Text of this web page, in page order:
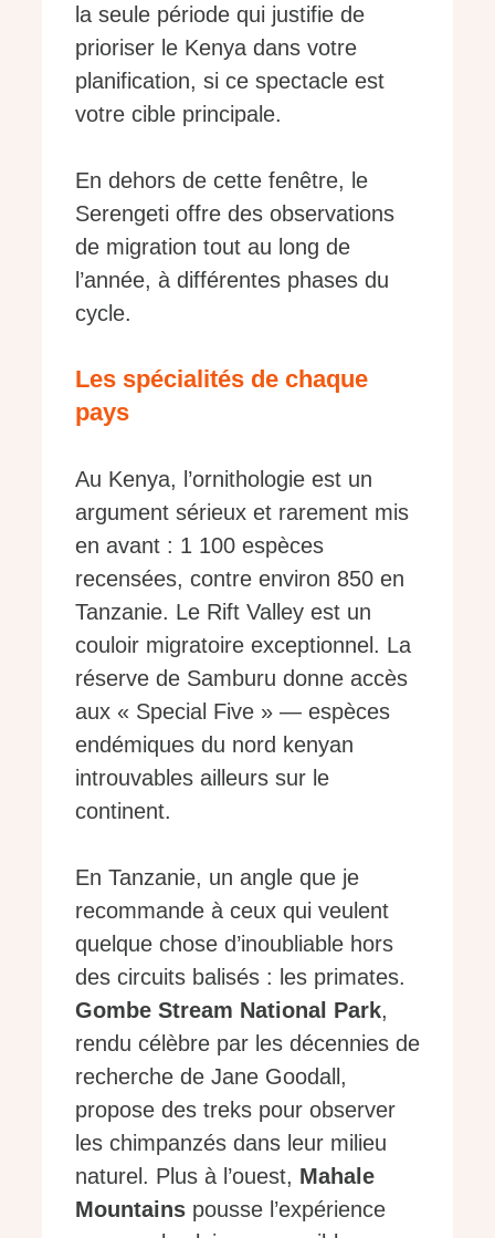
la seule période qui justifie de
prioriser le Kenya dans votre
planification, si ce spectacle est
votre cible principale.
En dehors de cette fenêtre, le
Serengeti offre des observations
de migration tout au long de
l’année, à différentes phases du
cycle.
Les spécialités de chaque
pays
Au Kenya, l’ornithologie est un
argument sérieux et rarement mis
en avant : 1 100 espèces
recensées, contre environ 850 en
Tanzanie. Le Rift Valley est un
couloir migratoire exceptionnel. La
réserve de Samburu donne accès
aux « Special Five » — espèces
endémiques du nord kenyan
introuvables ailleurs sur le
continent.
En Tanzanie, un angle que je
recommande à ceux qui veulent
quelque chose d’inoubliable hors
des circuits balisés : les primates.
Gombe Stream National Park,
rendu célèbre par les décennies de
recherche de Jane Goodall,
propose des treks pour observer
les chimpanzés dans leur milieu
naturel. Plus à l’ouest, Mahale
Mountains pousse l’expérience